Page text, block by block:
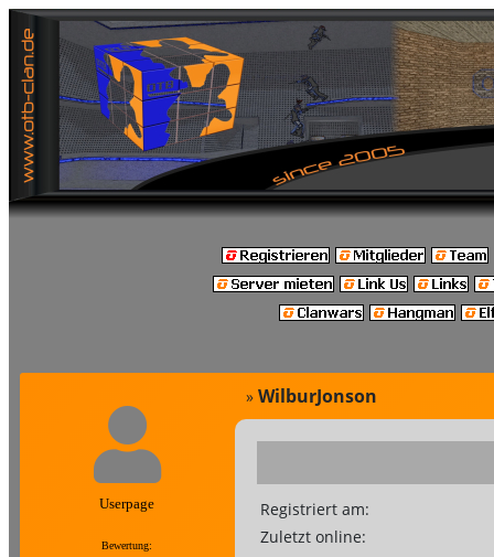
Userpage
Bewertung:
» WilburJonson
Registriert am:
Zuletzt online: